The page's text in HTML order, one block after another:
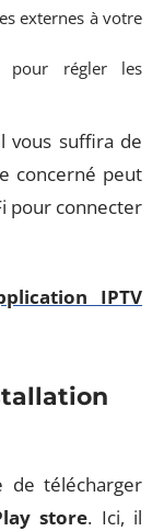
externes à votre
pour régler les
vous suffira de
concerné peut
pour connecter
IPTV
de télécharger
store. Ici, il